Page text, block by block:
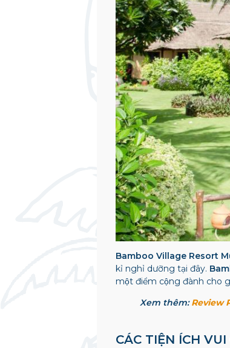
Bamboo Village Resort
kỉ nghỉ dưỡng tại đây.
một điểm cộng đành cho
Xem thêm:Review
CÁC TIỆN ÍCH